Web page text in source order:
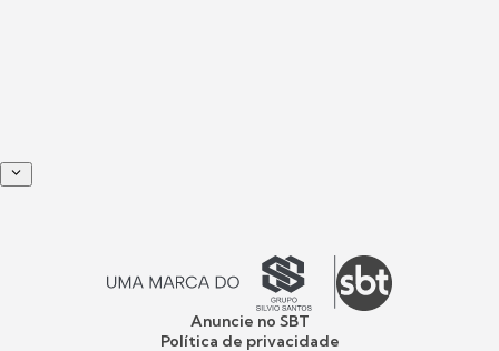
Anuncie no SBT
Política de privacidade